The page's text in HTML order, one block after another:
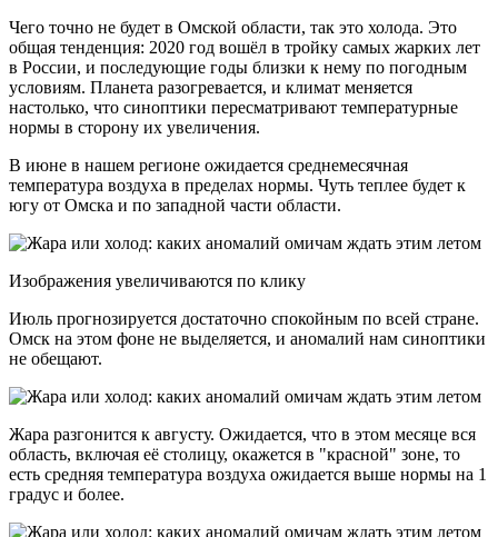
Чего точно не будет в Омской области, так это холода. Это
общая тенденция: 2020 год вошёл в тройку самых жарких лет
в России, и последующие годы близки к нему по погодным
условиям. Планета разогревается, и климат меняется
настолько, что синоптики пересматривают температурные
нормы в сторону их увеличения.
В июне в нашем регионе ожидается среднемесячная
температура воздуха в пределах нормы. Чуть теплее будет к
югу от Омска и по западной части области.
Изображения увеличиваются по клику
Июль прогнозируется достаточно спокойным по всей стране.
Омск на этом фоне не выделяется, и аномалий нам синоптики
не обещают.
Жара разгонится к августу. Ожидается, что в этом месяце вся
область, включая её столицу, окажется в "красной" зоне, то
есть средняя температура воздуха ожидается выше нормы на 1
градус и более.